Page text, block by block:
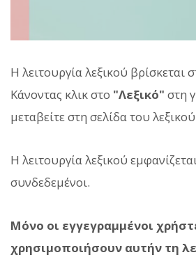
Η λειτουργία λεξικού βρίσκεται
Κάνοντας κλικ στο "Λεξικό" στη
μεταβείτε στη σελίδα του
Η λειτουργία λεξικού
συνδεδεμένοι.
Μόνο οι εγγεγραμμένοι
χρησιμοποιήσουν αυτήν τη